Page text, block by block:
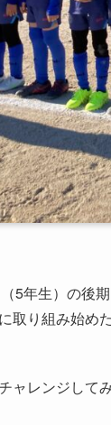
5年生）の後
取り組み始め
ャレンジして